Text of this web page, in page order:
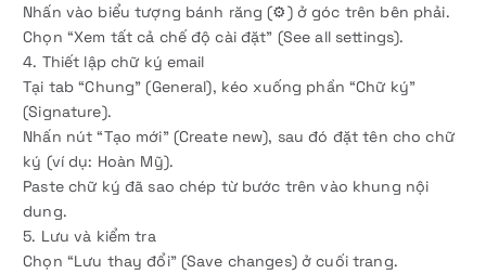
Nhấn vào biểu tượng bánh răng (⚙) ở góc trên bên phải.
Chọn “Xem tất cả chế độ cài đặt” (See all settings).
4. Thiết lập chữ ký email
Tại tab “Chung” (General), kéo xuống phần “Chữ ký”
(Signature).
Nhấn nút “Tạo mới” (Create new), sau đó đặt tên cho chữ
ký (ví dụ: Hoàn Mỹ).
Paste chữ ký đã sao chép từ bước trên vào khung nội
dung.
5. Lưu và kiểm tra
Chọn “Lưu thay đổi” (Save changes) ở cuối trang.